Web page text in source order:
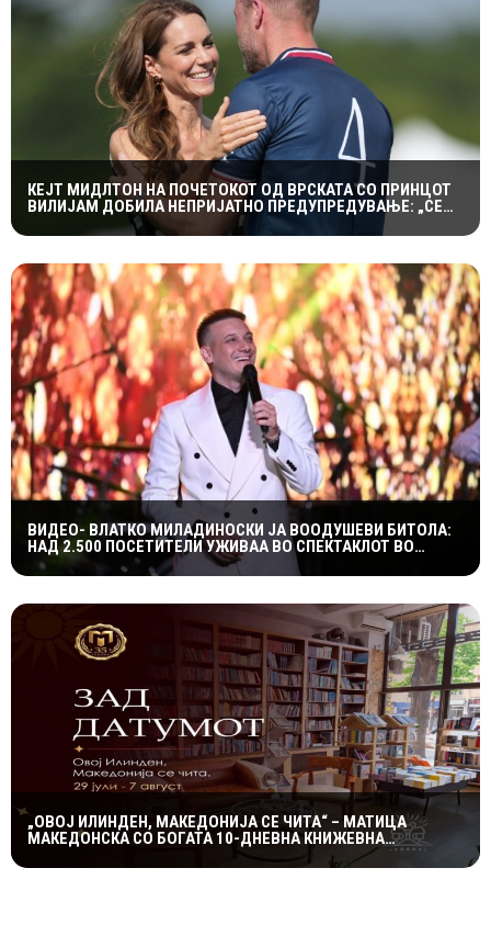
КЕЈТ МИДЛТОН НА ПОЧЕТОКОТ ОД ВРСКАТА СО ПРИНЦОТ
ВИЛИЈАМ ДОБИЛА НЕПРИЈАТНО ПРЕДУПРЕДУВАЊЕ: „СЕ
МАЖИШ ВО ПОГРЕШНО СЕМЕЈСТВО“
ВИДЕО- ВЛАТКО МИЛАДИНОСКИ ЈА ВООДУШЕВИ БИТОЛА:
НАД 2.500 ПОСЕТИТЕЛИ УЖИВАА ВО СПЕКТАКЛОТ ВО
ХЕРАКЛЕЈА
„ОВОЈ ИЛИНДЕН, МАКЕДОНИЈА СЕ ЧИТА“ – МАТИЦА
МАКЕДОНСКА СО БОГАТА 10-ДНЕВНА КНИЖЕВНА